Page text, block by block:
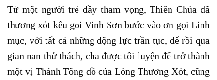
Từ một người trẻ đầy tham vọng, Thiên Chúa đã
thương xót kêu gọi Vinh Sơn bước vào ơn gọi Linh
mục, với tất cả những động lực trần tục, để rồi qua
gian nan thử thách, cha được tôi luyện để trở thành
một vị Thánh Tông đồ của Lòng Thương Xót, cũng